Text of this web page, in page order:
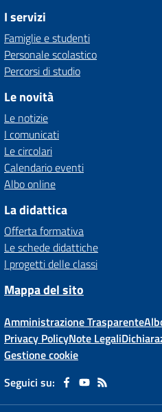
I servizi
Famiglie e studenti
Personale scolastico
Percorsi di studio
Le novità
Le notizie
I comunicati
Le circolari
Calendario eventi
Albo online
La didattica
Offerta formativa
Le schede didattiche
I progetti delle classi
Mappa del sito
Amministrazione Trasparente
Privacy PolicyNote Legali
Gestione cookie
Seguici su: